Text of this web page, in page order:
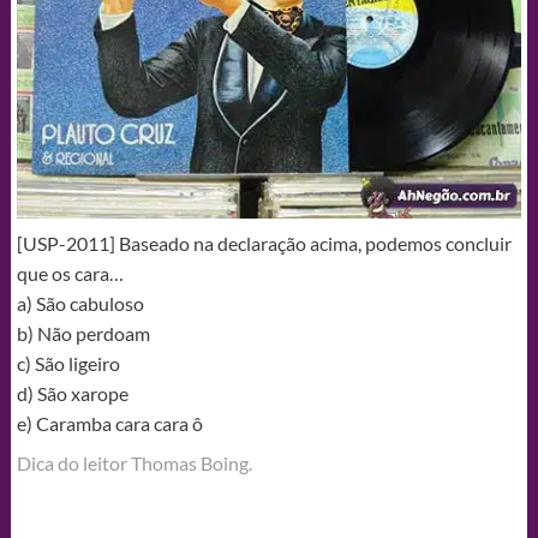
[USP-2011] Baseado na declaração acima, podemos concluir
que os cara…
a) São cabuloso
b) Não perdoam
c) São ligeiro
d) São xarope
e) Caramba cara cara ô
Dica do leitor Thomas Boing.